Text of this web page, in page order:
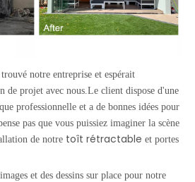
notre entreprise et espérait
de projet avec nous.Le client dispose d'une
professionnelle et a de bonnes idées pour
pas que vous puissiez imaginer la scène
de notre toît rétractable et portes
et des dessins sur place pour notre